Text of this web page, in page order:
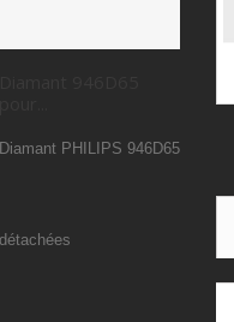
Diamant PHILIPS 946D65